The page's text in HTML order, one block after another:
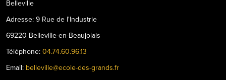
Belleville
Adresse: 9 Rue de l'Industrie
69220 Belleville-en-Beaujolais
Téléphone: 04.74.60.96.13
Email: belleville@ecole-des-grands.fr